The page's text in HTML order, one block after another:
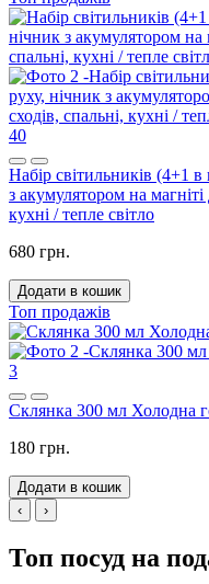
40
Набір світильників (4+1
з акумулятором на
кухні / тепле світло
680 грн.
Додати в кошик
Топ продажів
3
Склянка 300 мл Холодна
180 грн.
Додати в кошик
‹
›
Топ посуд на